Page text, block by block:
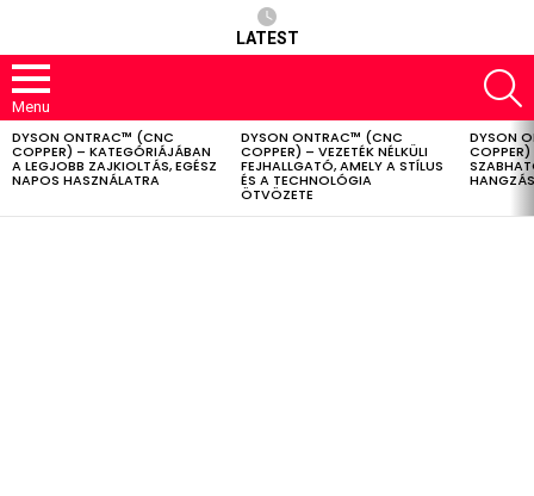
LATEST
Menu
LATEST
STORIES
DYSON ONTRAC™ (CNC
COPPER) – KATEGÓRIÁJÁBAN
A LEGJOBB ZAJKIOLTÁS, EGÉSZ
NAPOS HASZNÁLATRA
DYSON ONTRAC™ (CNC
COPPER) – VEZETÉK NÉLKÜLI
FEJHALLGATÓ, AMELY A STÍLUS
ÉS A TECHNOLÓGIA
ÖTVÖZETE
DYSON
COPPER)